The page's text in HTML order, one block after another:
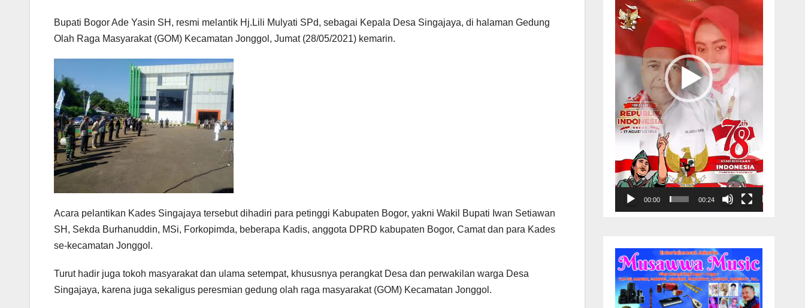
Bupati Bogor Ade Yasin SH, resmi melantik Hj.Lili Mulyati SPd, sebagai Kepala Desa Singajaya, di halaman Gedung
Olah Raga Masyarakat (GOM) Kecamatan Jonggol, Jumat (28/05/2021) kemarin.
Acara pelantikan Kades Singajaya tersebut dihadiri para petinggi Kabupaten Bogor, yakni Wakil Bupati Iwan Setiawan
SH, Sekda Burhanuddin, MSi, Forkopimda, beberapa Kadis, anggota DPRD kabupaten Bogor, Camat dan para Kades
se-kecamatan Jonggol.
Turut hadir juga tokoh masyarakat dan ulama setempat, khususnya perangkat Desa dan perwakilan warga Desa
Singajaya, karena juga sekaligus peresmian gedung olah raga masyarakat (GOM) Kecamatan Jonggol.
00:00 00:24